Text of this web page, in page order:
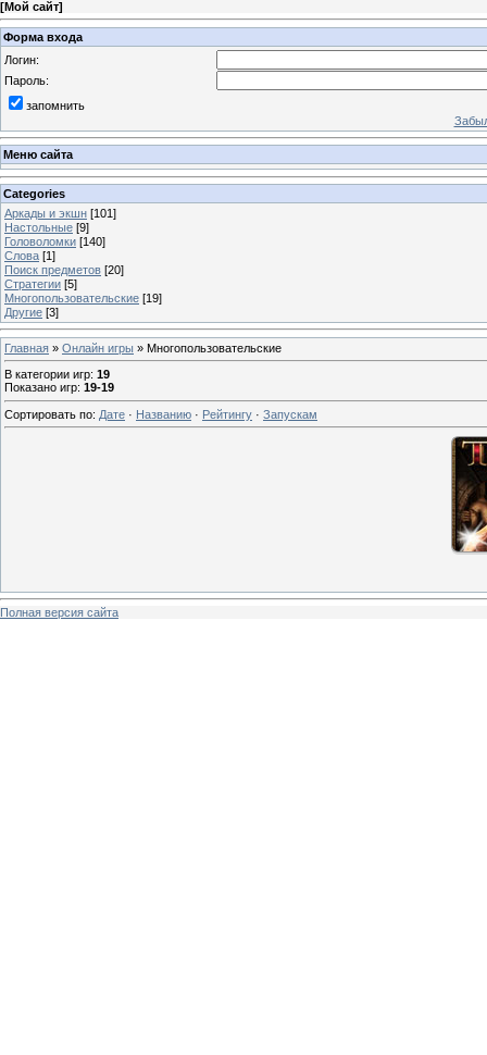
[Мой сайт]
Форма входа
Логин:
Пароль:
запомнить
Меню сайта
Categories
Аркады и экшн [101]
Настольные [9]
Головоломки [140]
Слова [1]
Поиск предметов [20]
Стратегии [5]
Многопользовательские [19]
Другие [3]
Главная » Онлайн игры » Многопользовательские
В категории игр: 19
Показано игр: 19-19
Сортировать по: Дате · Названию · Рейтингу · Запускам
Полная версия сайта